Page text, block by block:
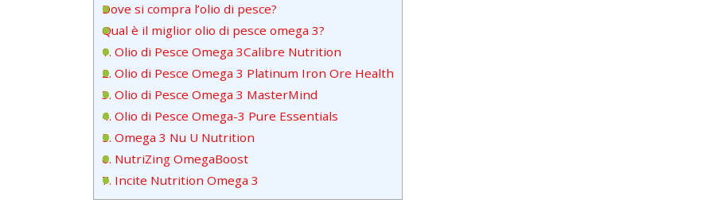
Dove si compra l’olio di pesce?
Qual è il miglior olio di pesce omega 3?
1. Olio di Pesce Omega 3Calibre Nutrition
2. Olio di Pesce Omega 3 Platinum Iron Ore Health
3. Olio di Pesce Omega 3 MasterMind
4. Olio di Pesce Omega-3 Pure Essentials
5. Omega 3 Nu U Nutrition
6. NutriZing OmegaBoost
7. Incite Nutrition Omega 3